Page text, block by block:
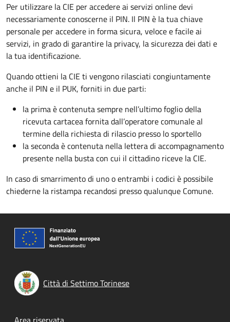
Per utilizzare la CIE per accedere ai servizi online devi
necessariamente conoscerne il PIN. Il PIN è la tua chiave
personale per accedere in forma sicura, veloce e facile ai
servizi, in grado di garantire la privacy, la sicurezza dei dati e
la tua identificazione.
Quando ottieni la CIE ti vengono rilasciati congiuntamente
anche il PIN e il PUK, forniti in due parti:
la prima è contenuta sempre nell’ultimo foglio della
ricevuta cartacea fornita dall’operatore comunale al
termine della richiesta di rilascio presso lo sportello
la seconda è contenuta nella lettera di accompagnamento
presente nella busta con cui il cittadino riceve la CIE.
In caso di smarrimento di uno o entrambi i codici è possibile
chiederne la ristampa recandosi presso qualunque Comune.
Città di Settimo Torinese